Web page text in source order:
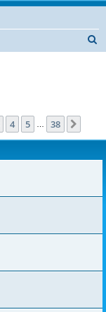
38
4 5 38